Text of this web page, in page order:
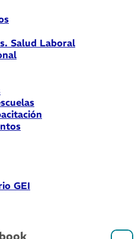
Salud Laboral
GEI